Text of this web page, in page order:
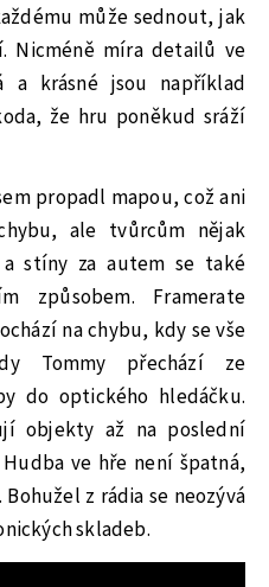
může sednout, jak
Nicméně míra detailů ve
a krásné jsou například
že hru poněkud sráží
propadl mapou, což ani
ale tvůrcům nějak
stíny za autem se také
způsobem. Framerate
na chybu, kdy se vše
Tommy přechází ze
do optického hledáčku.
objekty až na poslední
ve hře není špatná,
z rádia se neozývá
skladeb.